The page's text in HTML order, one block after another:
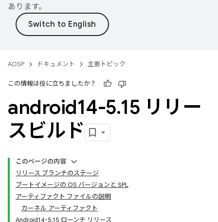
あります。
AOSP ドキュメント 主要トピック
この情報は役に立ちましたか？
android14-5.15 リリー
スビルド
このページの内容
リリース ブランチのステージ
ブートイメージの OS バージョンと SPL
アーティファクト ファイルの説明
カーネル アーティファクト
Android14-5.15 ローンチ リリース